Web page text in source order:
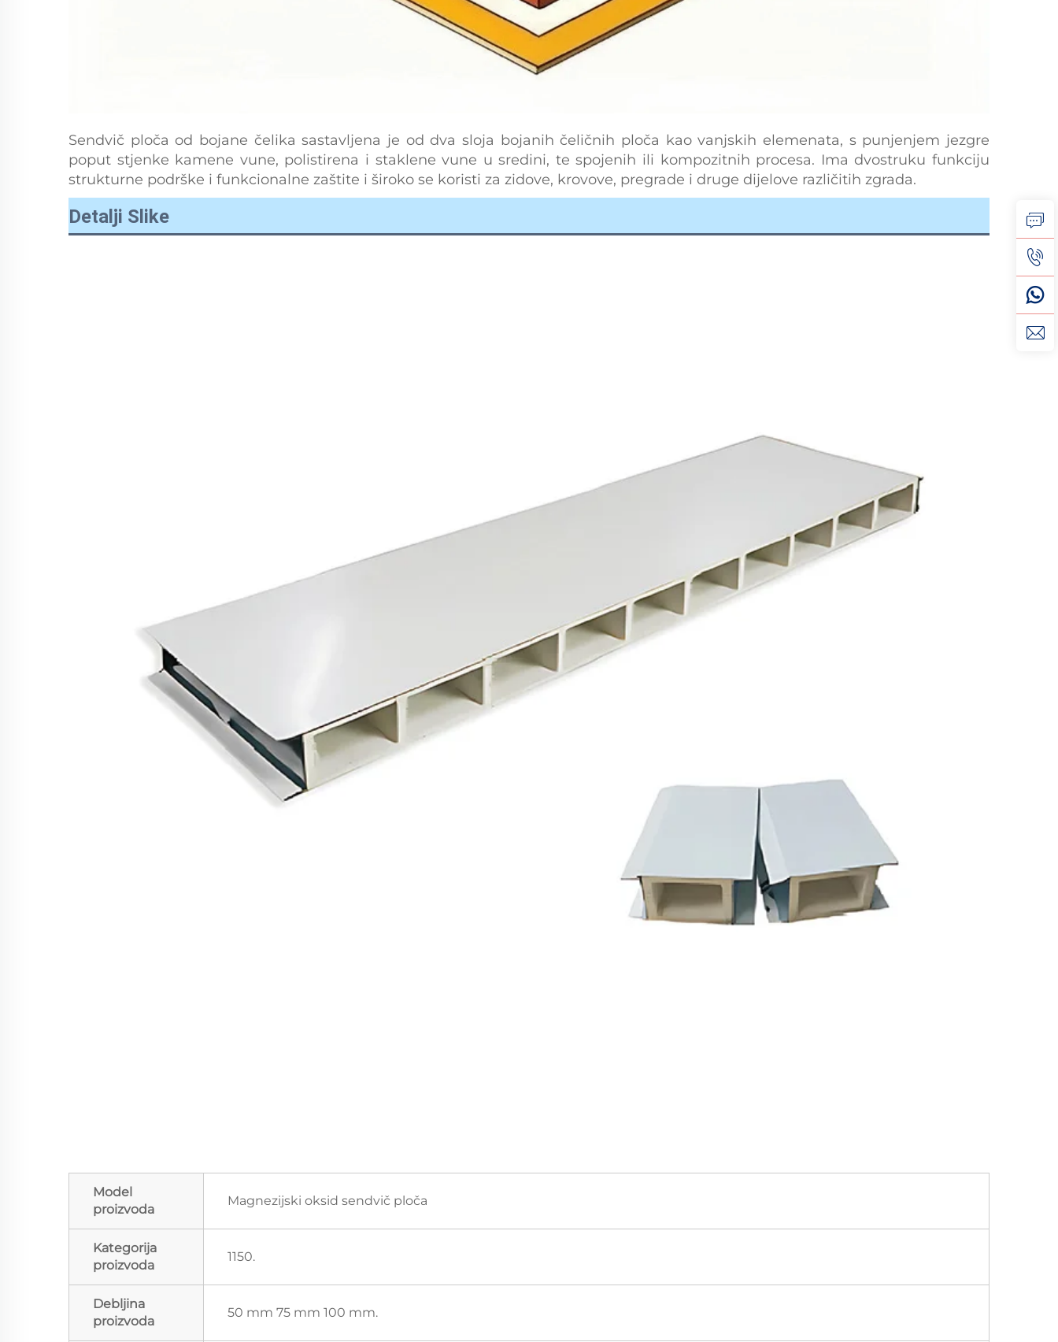
Sendvič ploča od bojane čelika sastavljena je od dva sloja bojanih čeličnih ploča kao vanjskih elemenata, s punjenjem jezgre
poput stjenke kamene vune, polistirena i staklene vune u sredini, te spojenih ili kompozitnih procesa. Ima dvostruku funkciju
strukturne podrške i funkcionalne zaštite i široko se koristi za zidove, krovove, pregrade i druge dijelove različitih zgrada.
Detalji Slike
Model
proizvoda
Magnezijski oksid sendvič ploča
Kategorija
proizvoda
1150.
Debljina
proizvoda
50 mm 75 mm 100 mm.